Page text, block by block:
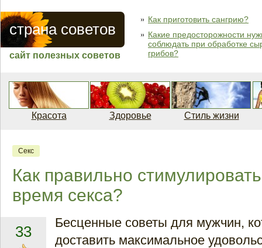
страна советов
сайт полезных советов
Как приготовить сангрию?
Какие предосторожности
соблюдать при обработке
грибов?
Красота Здоровье Стиль жизни
Секс
Как правильно
время секса?
33
Бесценные советы для мужчин,
доставить максимальное